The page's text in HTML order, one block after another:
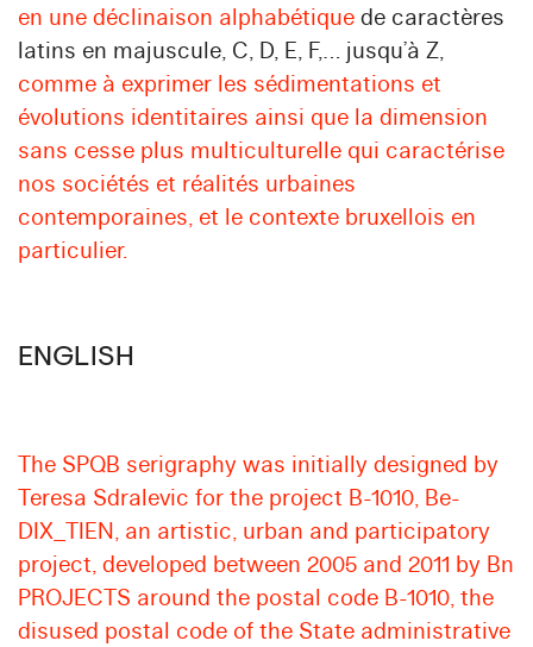
en une déclinaison alphabétique de caractères
latins en majuscule, C, D, E, F,… jusqu’à Z,
comme à exprimer les sédimentations et
évolutions identitaires ainsi que la dimension
sans cesse plus multiculturelle qui caractérise
nos sociétés et réalités urbaines
contemporaines, et le contexte bruxellois en
particulier.
ENGLISH
The SPQB serigraphy was initially designed by
Teresa Sdralevic for the project B-1010, Be-
DIX_TIEN, an artistic, urban and participatory
project, developed between 2005 and 2011 by Bn
PROJECTS around the postal code B-1010, the
disused postal code of the State administrative